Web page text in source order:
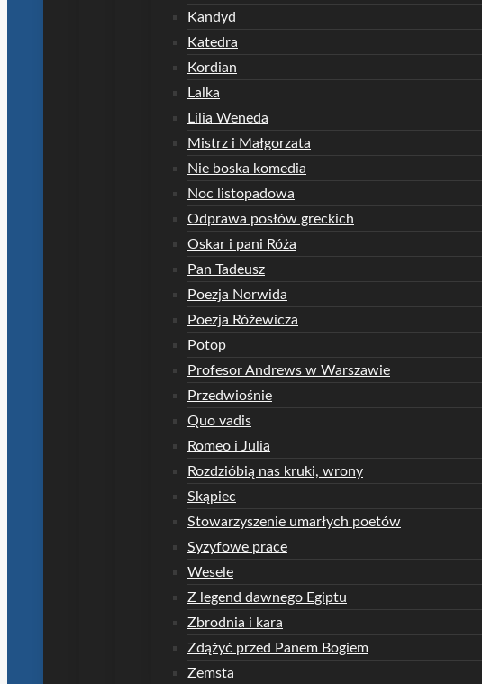
Kandyd
Katedra
Kordian
Lalka
Lilia Weneda
Mistrz i Małgorzata
Nie boska komedia
Noc listopadowa
Odprawa posłów greckich
Oskar i pani Róża
Pan Tadeusz
Poezja Norwida
Poezja Różewicza
Potop
Profesor Andrews w Warszawie
Przedwiośnie
Quo vadis
Romeo i Julia
Rozdzióbią nas kruki, wrony
Skąpiec
Stowarzyszenie umarłych poetów
Syzyfowe prace
Wesele
Z legend dawnego Egiptu
Zbrodnia i kara
Zdążyć przed Panem Bogiem
Zemsta